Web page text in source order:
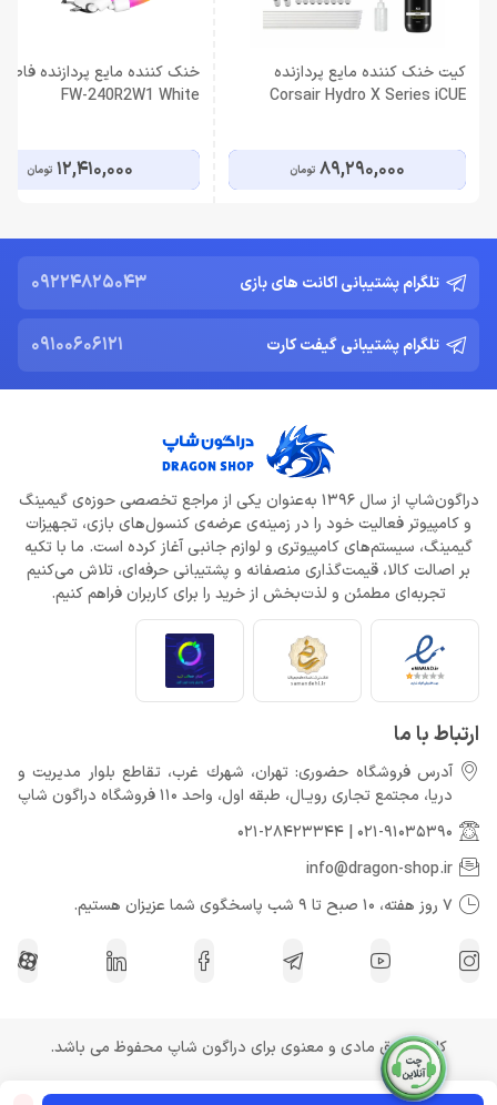
کیت خنک کننده مایع پردازنده
Corsair Hydro X Series iCUE
89,290,000 تومان
FW-240R2W1 White
12,410,000 تومان
تلگرام پشتیبانی اکانت های بازی 09224825043
تلگرام پشتیبانی گیفت کارت 09100606121
دراگون‌شاپ از سال 1396 به‌عنوان یکی از مراجع تخصصی حوزه‌ی گیمینگ
و کامپیوتر فعالیت خود را در زمینه‌ی عرضه‌ی کنسول‌های بازی، تجهیزات
گیمینگ، سیستم‌های کامپیوتری و لوازم جانبی آغاز کرده است. ما با تکیه
بر اصالت کالا، قیمت‌گذاری منصفانه و پشتیبانی حرفه‌ای، تلاش می‌کنیم
تجربه‌ای مطمئن و لذت‌بخش از خرید را برای کاربران فراهم کنیم.
ارتباط با ما
آدرس فروشگاه حضوری: تهران، شهرك غرب، تقاطع بلوار مدیریت و
دريا، مجتمع تجارى رويـال، طبقه اول، واحد 110 فروشگاه دراگون شاپ
021-91035390
021-28423344
info@dragon-shop.ir
7 روز هفته، 10 صبح تا 9 شب پاسخگوی شما عزیزان هستیم.
کلیه حقوق مادی و معنوی برای دراگون شاپ محفوظ می باشد.